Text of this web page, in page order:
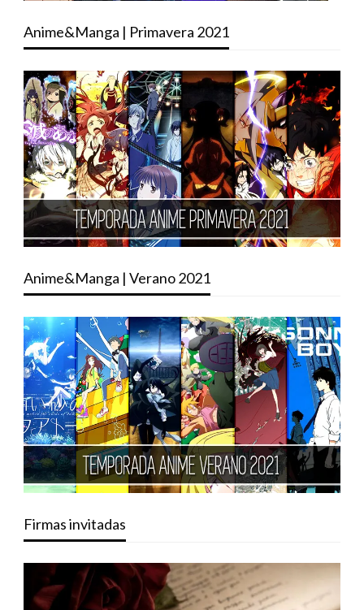
Anime&Manga | Primavera 2021
Anime&Manga | Verano 2021
Firmas invitadas